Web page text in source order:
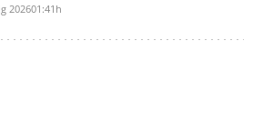
202601:41h